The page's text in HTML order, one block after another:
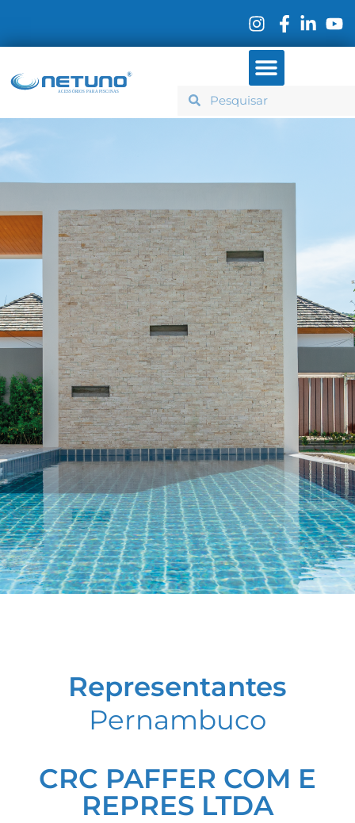
Representantes
Pernambuco
CRC PAFFER COM E
REPRES LTDA